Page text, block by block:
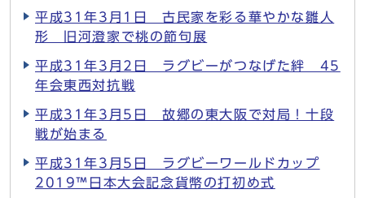
平成31年3月1日 古民家を彩る華やかな雛人
形 旧河澄家で桃の節句展
平成31年3月2日 ラグビーがつなげた絆 45
年会東西対抗戦
平成31年3月5日 故郷の東大阪で対局！十段
戦が始まる
平成31年3月5日 ラグビーワールドカップ
2019™日本大会記念貨幣の打初め式